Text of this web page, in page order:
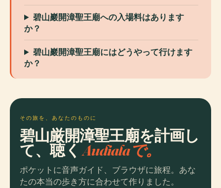
碧山巖開漳聖王廟への入場料はあります
か？
碧山巖開漳聖王廟にはどうやって行けます
か？
その旅を、あなたのものに
碧山厳開漳聖王廟を計画し
て、聴くAudialaで。
ポケットに音声ガイド、ブラウザに旅程。あな
たの本当の歩き方に合わせて作りました。